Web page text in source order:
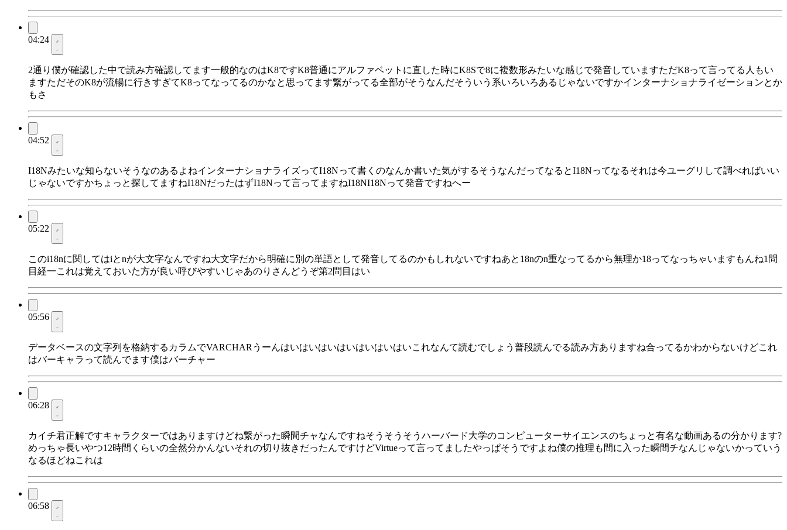
04:24
2通り僕が確認した中で読み方確認してます一般的なのはK8ですK8普通にアルファベットに直した時にK8Sで8に複数形みたいな感じで発音していますただK8って言ってる人もい
ますただそのK8が流暢に行きすぎてK8ってなってるのかなと思ってます繋がってる全部がそうなんだそういう系いろいろあるじゃないですかインターナショナライゼーションとか
もさ
04:52
I18Nみたいな知らないそうなのあるよねインターナショナライズってI18Nって書くのなんか書いた気がするそうなんだってなるとI18Nってなるそれは今ユーグリして調べればいい
じゃないですかちょっと探してますねI18NだったはずI18Nって言ってますねI18NI18Nって発音ですねへー
05:22
このi18nに関してはiとnが大文字なんですね大文字だから明確に別の単語として発音してるのかもしれないですねあと18nのn重なってるから無理か18ってなっちゃいますもんね1問
目経一これは覚えておいた方が良い呼びやすいじゃあのりさんどうぞ第2問目はい
05:56
データベースの文字列を格納するカラムでVARCHARうーんはいはいはいはいはいはいはいこれなんて読むでしょう普段読んでる読み方ありますね合ってるかわからないけどこれ
はバーキャラって読んでます僕はバーチャー
06:28
カイチ君正解ですキャラクターではありますけどね繋がった瞬間チャなんですねそうそうそうハーバード大学のコンピューターサイエンスのちょっと有名な動画あるの分かります?
めっちゃ長いやつ12時間くらいの全然分かんないそれの切り抜きだったんですけどVirtueって言ってましたやっぱそうですよね僕の推理も間に入った瞬間チなんじゃないかっていう
なるほどねこれは
06:58